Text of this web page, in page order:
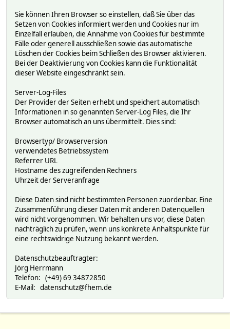
Sie können Ihren Browser so einstellen, daß Sie über das
Setzen von Cookies informiert werden und Cookies nur im
Einzelfall erlauben, die Annahme von Cookies für bestimmte
Fälle oder generell ausschließen sowie das automatische
Löschen der Cookies beim Schließen des Browser aktivieren.
Bei der Deaktivierung von Cookies kann die Funktionalität
dieser Website eingeschränkt sein.
Server-Log-Files
Der Provider der Seiten erhebt und speichert automatisch
Informationen in so genannten Server-Log Files, die Ihr
Browser automatisch an uns übermittelt. Dies sind:
Browsertyp/ Browserversion
verwendetes Betriebssystem
Referrer URL
Hostname des zugreifenden Rechners
Uhrzeit der Serveranfrage
Diese Daten sind nicht bestimmten Personen zuordenbar. Eine
Zusammenführung dieser Daten mit anderen Datenquellen
wird nicht vorgenommen. Wir behalten uns vor, diese Daten
nachträglich zu prüfen, wenn uns konkrete Anhaltspunkte für
eine rechtswidrige Nutzung bekannt werden.
Datenschutzbeauftragter:
Jörg Herrmann
Telefon: (+49) 69 34872850
E-Mail: datenschutz@fhem.de